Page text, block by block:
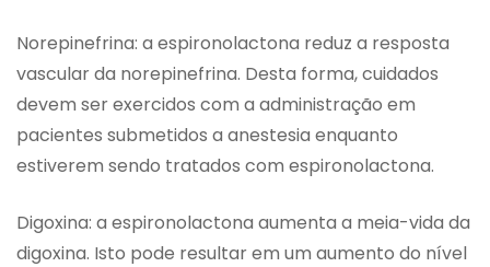
Norepinefrina: a espironolactona reduz a resposta
vascular da norepinefrina. Desta forma, cuidados
devem ser exercidos com a administração em
pacientes submetidos a anestesia enquanto
estiverem sendo tratados com espironolactona.
Digoxina: a espironolactona aumenta a meia-vida da
digoxina. Isto pode resultar em um aumento do nível